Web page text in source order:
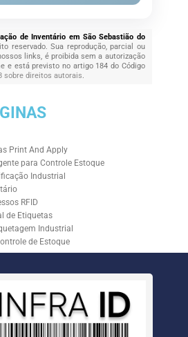
de Inventário em São Sebastião do
reservado. Sua reprodução, parcial ou
links, é proibida sem a autorização
e está previsto no artigo 184 do Código
sobre direitos autorais.
Print And Apply
para Controle Estoque
Industrial
RFID
de Etiquetas
Industrial
de Estoque
RFID
para Processos Logísticos
Industrial
para Etiquetagem
em Inventário de Estoque